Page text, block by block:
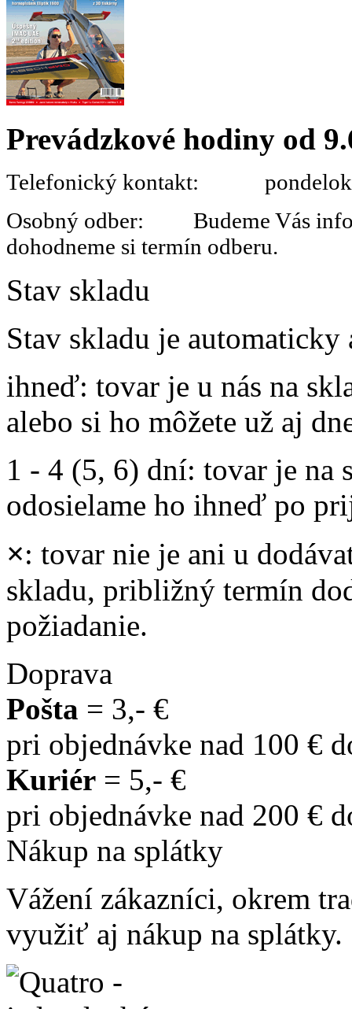
Prevádzkové hodiny od
Telefonický kontakt:
Osobný odber: Budeme Vás
dohodneme si termín odberu.
Stav skladu
Stav skladu je
ihneď: tovar je u nás na
alebo si ho môžete už aj
1 - 4 (5, 6) dní: tovar je na
odosielame ho ihneď po
×: tovar nie je ani u
skladu, približný termín
požiadanie.
Doprava
Pošta = 3,- €
pri objednávke nad 100 €
Kuriér = 5,- €
pri objednávke nad 200 €
Nákup na splátky
Vážení zákazníci, okrem
využiť aj nákup na splátky.